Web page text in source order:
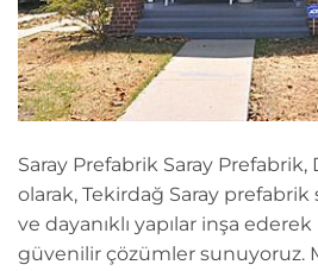
Saray Prefabrik Saray
olarak, Tekirdağ Saray
ve dayanıklı yapılar inşa
güvenilir çözümler sunuyoruz.